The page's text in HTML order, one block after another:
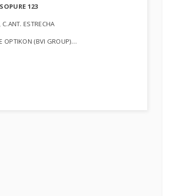
123
ESTRECHA
OPTIKON (BVI GROUP)…